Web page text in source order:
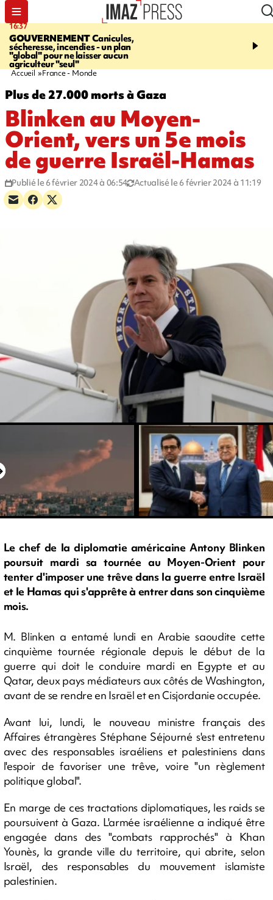
16:37
GOUVERNEMENTCanicules,
sécheresse, incendies - un plan
"global" pour ne laisser aucun
agriculteur "seul"
20:23
interpellé, coprs
Accueil France - Monde
Plus de 27.000 morts à Gaza
Blinken au Moyen-
Orient, vers un 5e mois
de guerre Israël-Hamas
Publié le 6 février 2024 à 06:54 Actualisé le 6 février 2024 à 11:19
Le chef de la diplomatie américaine Antony Blinken
poursuit mardi sa tournée au Moyen-Orient pour
tenter d'imposer une trêve dans la guerre entre Israël
et le Hamas qui s'apprête à entrer dans son cinquième
mois.
M. Blinken a entamé lundi en Arabie saoudite cette
cinquième tournée régionale depuis le début de la
guerre qui doit le conduire mardi en Egypte et au
Qatar, deux pays médiateurs aux côtés de Washington,
avant de se rendre en Israël et en Cisjordanie occupée.
Avant lui, lundi, le nouveau ministre français des
Affaires étrangères Stéphane Séjourné s'est entretenu
avec des responsables israéliens et palestiniens dans
l'espoir de favoriser une trêve, voire "un règlement
politique global".
En marge de ces tractations diplomatiques, les raids se
poursuivent à Gaza. L'armée israélienne a indiqué être
engagée dans des "combats rapprochés" à Khan
Younès, la grande ville du territoire, qui abrite, selon
Israël, des responsables du mouvement islamiste
palestinien.